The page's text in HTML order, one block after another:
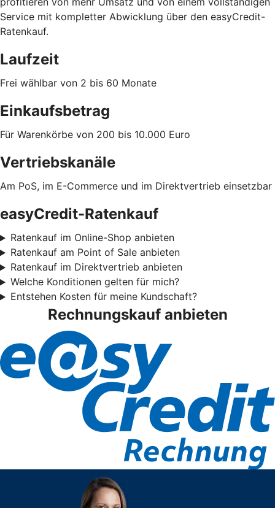
Service mit kompletter Abwicklung über den easyCredit-
Ratenkauf.
Laufzeit
Frei wählbar von 2 bis 60 Monate
Einkaufsbetrag
Für Warenkörbe von 200 bis 10.000 Euro
Vertriebskanäle
Am PoS, im E-Commerce und im Direktvertrieb einsetzbar
easyCredit-Ratenkauf
Ratenkauf im Online-Shop anbieten
Ratenkauf am Point of Sale anbieten
Ratenkauf im Direktvertrieb anbieten
Welche Konditionen gelten für mich?
Entstehen Kosten für meine Kundschaft?
Rechnungskauf anbieten